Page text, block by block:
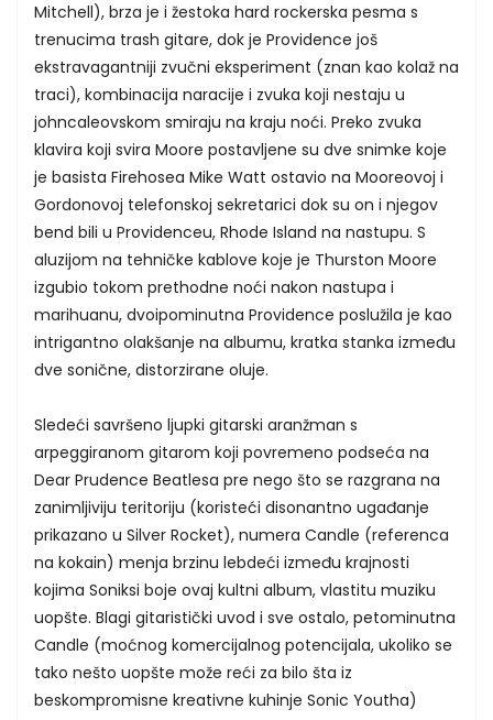
Mitchell), brza je i žestoka hard rockerska pesma s
trenucima trash gitare, dok je Providence još
ekstravagantniji zvučni eksperiment (znan kao kolaž na
traci), kombinacija naracije i zvuka koji nestaju u
johncaleovskom smiraju na kraju noći. Preko zvuka
klavira koji svira Moore postavljene su dve snimke koje
je basista Firehosea Mike Watt ostavio na Mooreovoj i
Gordonovoj telefonskoj sekretarici dok su on i njegov
bend bili u Providenceu, Rhode Island na nastupu. S
aluzijom na tehničke kablove koje je Thurston Moore
izgubio tokom prethodne noći nakon nastupa i
marihuanu, dvoipominutna Providence poslužila je kao
intrigantno olakšanje na albumu, kratka stanka između
dve sonične, distorzirane oluje.
Sledeći savršeno ljupki gitarski aranžman s
arpeggiranom gitarom koji povremeno podseća na
Dear Prudence Beatlesa pre nego što se razgrana na
zanimljiviju teritoriju (koristeći disonantno ugađanje
prikazano u Silver Rocket), numera Candle (referenca
na kokain) menja brzinu lebdeći između krajnosti
kojima Soniksi boje ovaj kultni album, vlastitu muziku
uopšte. Blagi gitaristički uvod i sve ostalo, petominutna
Candle (moćnog komercijalnog potencijala, ukoliko se
tako nešto uopšte može reći za bilo šta iz
beskompromisne kreativne kuhinje Sonic Youtha)